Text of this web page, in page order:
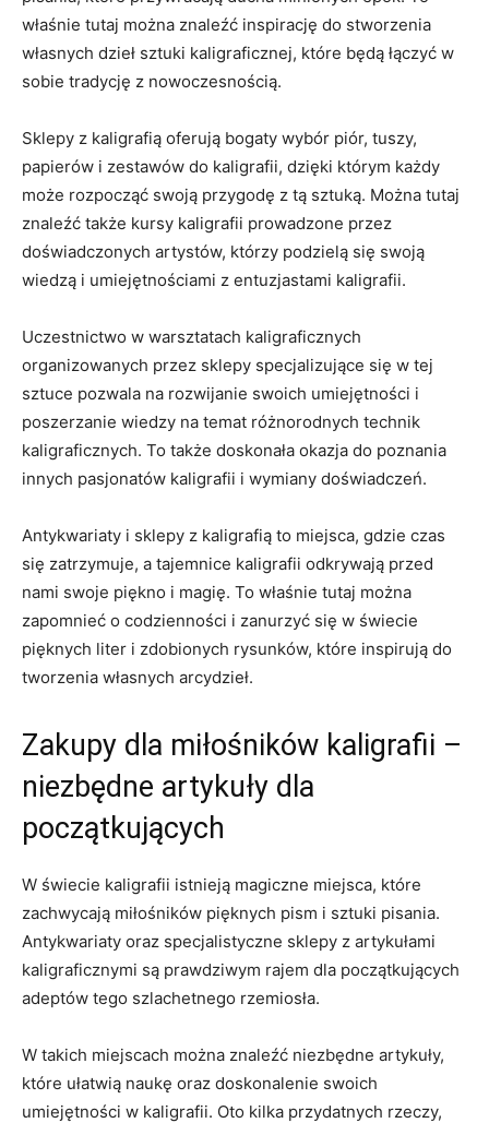
właśnie tutaj można znaleźć inspirację do stworzenia
własnych dzieł sztuki⁢ kaligraficznej, które będą łączyć‍ w
sobie tradycję z nowoczesnością.
Sklepy ⁣z kaligrafią oferują bogaty wybór piór, tuszy,
papierów i‌ zestawów do ​kaligrafii, dzięki którym‍ każdy
może rozpocząć⁢ swoją ​przygodę z tą‌ sztuką. Można tutaj
znaleźć także kursy kaligrafii prowadzone przez
‌doświadczonych⁣ artystów, którzy podzielą się ‍swoją
wiedzą i umiejętnościami z ​entuzjastami kaligrafii.
Uczestnictwo w warsztatach kaligraficznych
organizowanych przez sklepy specjalizujące się w tej
sztuce pozwala​ na‍ rozwijanie swoich ⁣umiejętności i
⁢poszerzanie wiedzy na ⁤temat różnorodnych ⁤technik​
kaligraficznych. To ‍także doskonała okazja do ‌poznania
innych⁢ pasjonatów kaligrafii i wymiany ​doświadczeń.
Antykwariaty i ‍sklepy z‍ kaligrafią to miejsca, gdzie‌ czas
się zatrzymuje, a tajemnice kaligrafii odkrywają ‍przed
nami swoje piękno i magię. To właśnie tutaj można
zapomnieć o codzienności i zanurzyć się w świecie
pięknych⁤ liter i zdobionych rysunków, ‍które inspirują do‌
tworzenia własnych arcydzieł.
Zakupy⁣ dla miłośników kaligrafii –
niezbędne artykuły dla⁣
początkujących
W świecie kaligrafii istnieją magiczne miejsca, które
zachwycają miłośników pięknych pism i sztuki pisania.
‍Antykwariaty oraz specjalistyczne‌ sklepy z artykułami
kaligraficznymi są prawdziwym⁤ rajem dla początkujących​
adeptów tego szlachetnego rzemiosła.
W takich ⁢miejscach można znaleźć niezbędne artykuły,
które ułatwią⁢ naukę oraz⁣ doskonalenie swoich
umiejętności w kaligrafii. Oto kilka przydatnych rzeczy,